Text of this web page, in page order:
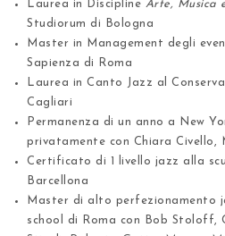
Laurea in Discipline Arte, Musica
Studiorum di Bologna
Master in Management degli
Sapienza di Roma
Laurea in Canto Jazz al
Cagliari
Permanenza di un anno a New
privatamente con Chiara Civello,
Certificato di 1 livello jazz alla
Barcellona
Master di alto perfezionamento
school di Roma con Bob Stoloff,